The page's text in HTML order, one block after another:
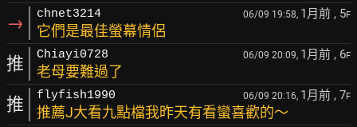
→ chnet3214 06/09 19:58, 1月前 , 5F
它們是最佳螢幕情侶
推 Chiayi0728 06/09 20:09, 1月前 , 6F
老母要難過了
推 flyfish1990 06/09 20:16, 1月前 , 7F
推薦J大看九點檔我昨天有看蠻喜歡的～